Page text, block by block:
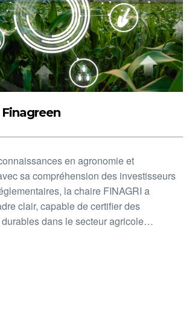
en agronomie et
sa compréhension des investisseurs
la chaire FINAGRI a
clair, capable de certifier des
dans le secteur agricole…